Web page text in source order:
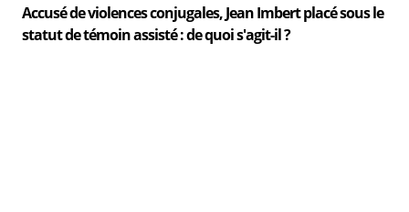
Accusé de violences conjugales, Jean Imbert placé sous le
statut de témoin assisté : de quoi s'agit-il ?